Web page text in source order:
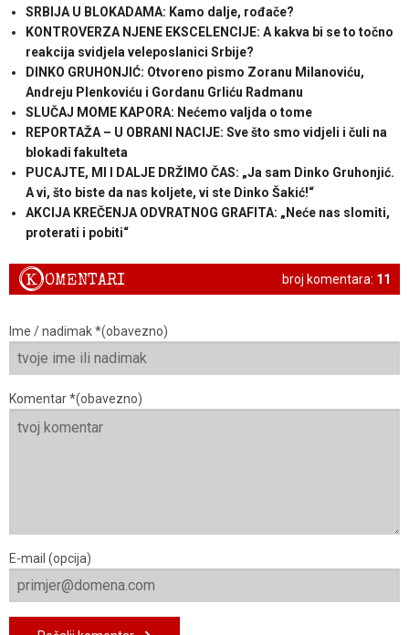
SRBIJA U BLOKADAMA: Kamo dalje, rođače?
KONTROVERZA NJENE EKSCELENCIJE: A kakva bi se to točno
reakcija svidjela veleposlanici Srbije?
DINKO GRUHONJIĆ: Otvoreno pismo Zoranu Milanoviću,
Andreju Plenkoviću i Gordanu Grliću Radmanu
SLUČAJ MOME KAPORA: Nećemo valjda o tome
REPORTAŽA – U OBRANI NACIJE: Sve što smo vidjeli i čuli na
blokadi fakulteta
PUCAJTE, MI I DALJE DRŽIMO ČAS: „Ja sam Dinko Gruhonjić.
A vi, što biste da nas koljete, vi ste Dinko Šakić!“
AKCIJA KREČENJA ODVRATNOG GRAFITA: „Neće nas slomiti,
proterati i pobiti“
broj komentara: 11
KOMENTARI
Ime / nadimak *(obavezno)
Komentar *(obavezno)
E-mail (opcija)